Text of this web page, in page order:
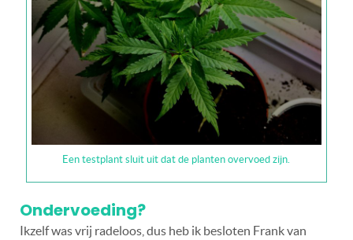
Een testplant sluit uit dat de planten overvoed zijn.
Ondervoeding?
Ikzelf was vrij radeloos, dus heb ik besloten Frank van